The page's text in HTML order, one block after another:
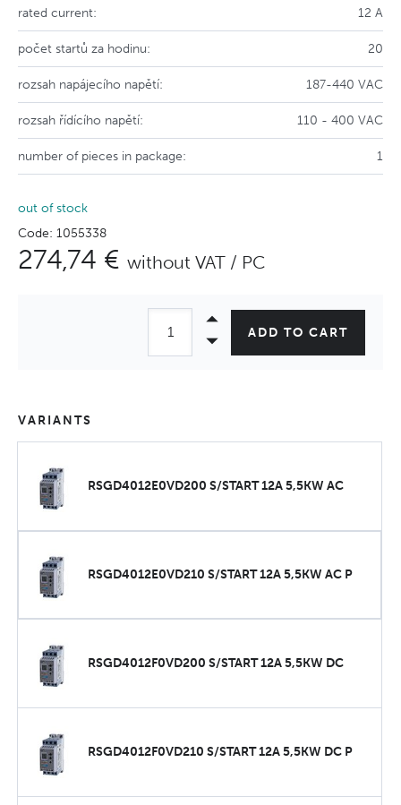
rated current: 12 A
počet startů za hodinu: 20
rozsah napájecího napětí: 187-440 VAC
rozsah řídícího napětí: 110 - 400 VAC
number of pieces in package: 1
out of stock
Code: 1055338
274,74 € without VAT / PC
ADD TO CART
VARIANTS
RSGD4012E0VD200 S/START 12A 5,5KW AC
RSGD4012E0VD210 S/START 12A 5,5KW AC P
RSGD4012F0VD200 S/START 12A 5,5KW DC
RSGD4012F0VD210 S/START 12A 5,5KW DC P